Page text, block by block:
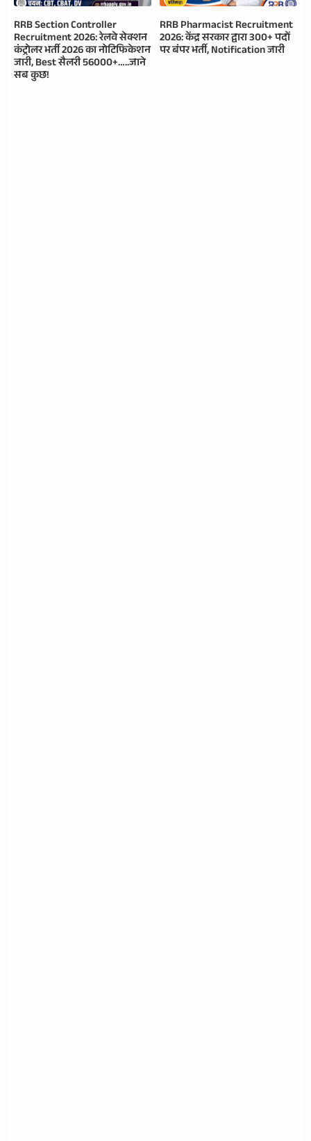
RRB Section Controller
Recruitment 2026: रेलवे सेक्शन
कंट्रोलर भर्ती 2026 का नोटिफिकेशन
जारी, Best सैलरी 56000+…..जाने
सब कुछ!
RRB Pharmacist Recruitment
2026: केंद्र सरकार द्वारा 300+ पदों
पर बंपर भर्ती, Notification जारी